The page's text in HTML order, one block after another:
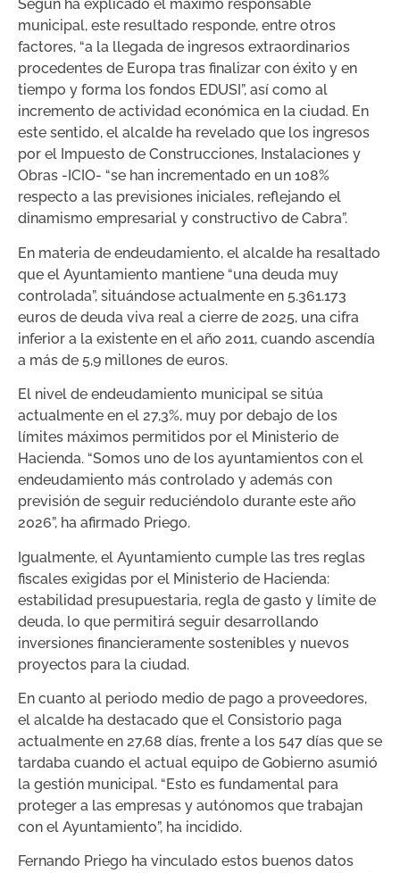
Según ha explicado el máximo responsable
municipal, este resultado responde, entre otros
factores, “a la llegada de ingresos extraordinarios
procedentes de Europa tras finalizar con éxito y en
tiempo y forma los fondos EDUSI”, así como al
incremento de actividad económica en la ciudad. En
este sentido, el alcalde ha revelado que los ingresos
por el Impuesto de Construcciones, Instalaciones y
Obras -ICIO- “se han incrementado en un 108%
respecto a las previsiones iniciales, reflejando el
dinamismo empresarial y constructivo de Cabra”.
En materia de endeudamiento, el alcalde ha resaltado
que el Ayuntamiento mantiene “una deuda muy
controlada”, situándose actualmente en 5.361.173
euros de deuda viva real a cierre de 2025, una cifra
inferior a la existente en el año 2011, cuando ascendía
a más de 5,9 millones de euros.
El nivel de endeudamiento municipal se sitúa
actualmente en el 27,3%, muy por debajo de los
límites máximos permitidos por el Ministerio de
Hacienda. “Somos uno de los ayuntamientos con el
endeudamiento más controlado y además con
previsión de seguir reduciéndolo durante este año
2026”, ha afirmado Priego.
Igualmente, el Ayuntamiento cumple las tres reglas
fiscales exigidas por el Ministerio de Hacienda:
estabilidad presupuestaria, regla de gasto y límite de
deuda, lo que permitirá seguir desarrollando
inversiones financieramente sostenibles y nuevos
proyectos para la ciudad.
En cuanto al periodo medio de pago a proveedores,
el alcalde ha destacado que el Consistorio paga
actualmente en 27,68 días, frente a los 547 días que se
tardaba cuando el actual equipo de Gobierno asumió
la gestión municipal. “Esto es fundamental para
proteger a las empresas y autónomos que trabajan
con el Ayuntamiento”, ha incidido.
Fernando Priego ha vinculado estos buenos datos